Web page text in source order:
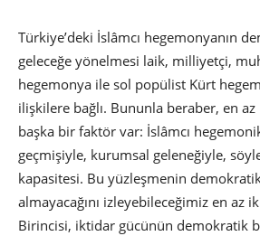
Türkiye’deki İslâmcı hegemonyanın
geleceğe yönelmesi laik, milliyetçi,
hegemonya ile sol popülist Kürt
ilişkilere bağlı. Bununla beraber, en
başka bir faktör var: İslâmcı
geçmişiyle, kurumsal geleneğiyle,
kapasitesi. Bu yüzleşmenin
almayacağını izleyebileceğimiz en az
Birincisi, iktidar gücünün demokratik